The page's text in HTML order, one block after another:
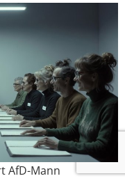
AfD-Mann